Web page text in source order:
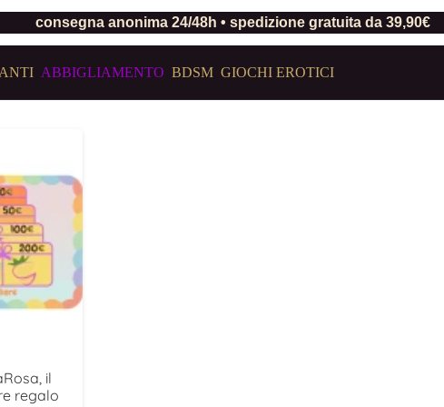
consegna anonima 24/48h • spedizione gratuita da 39,90€
ABBIGLIAMENTO BDSM GIOCHI EROTICI
il
regalo